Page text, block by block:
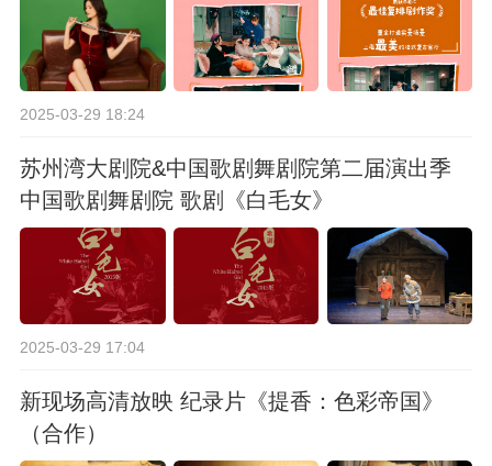
2025-03-29 18:24
苏州湾大剧院&中国歌剧舞剧院第二届演出季
中国歌剧舞剧院 歌剧《白毛女》
2025-03-29 17:04
新现场高清放映 纪录片《提香：色彩帝国》
（合作）